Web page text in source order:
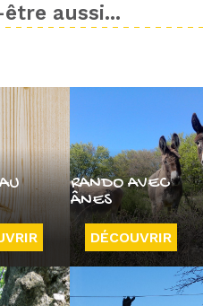
aussi...
RANDO AVEC
ÂNES
DÉCOUVRIR